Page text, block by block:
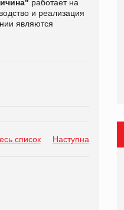
работает на
и реализация
являются
список Наступна